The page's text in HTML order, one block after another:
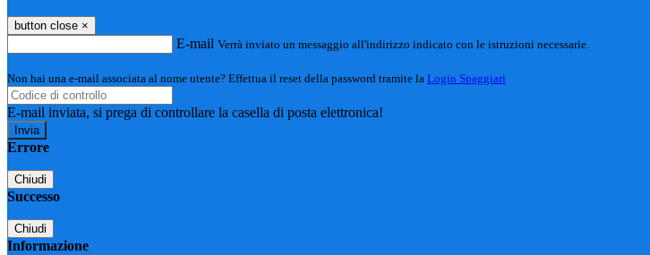
button close ×
E-mail Verrà inviato un messaggio all'indirizzo indicato con le istruzioni necessarie.
Non hai una e-mail associata al nome utente? Effettua il reset della password tramite la Login Spaggiari
E-mail inviata, si prega di controllare la casella di posta elettronica!
Errore
Chiudi
Successo
Chiudi
Informazione